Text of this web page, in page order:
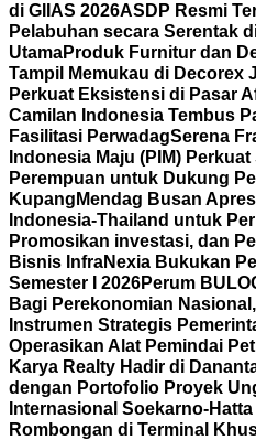
di GIIAS 2026ASDP Resmi
Pelabuhan secara Serentak
UtamaProduk Furnitur dan
Tampil Memukau di Decorex
Perkuat Eksistensi di Pasar
Camilan Indonesia Tembus
Fasilitasi PerwadagSerena
Indonesia Maju (PIM)
Perempuan untuk Dukung
Kupang Mendag Busan
Indonesia-Thailand untuk
Promosikan investasi, dan
Bisnis InfraNexia Bukukan
Semester I 2026Perum
Bagi Perekonomian
Instrumen Strategis
Operasikan Alat Pemindai
Karya Realty Hadir di
dengan Portofolio Proyek
Internasional Soekarno-
Rombongan di Terminal